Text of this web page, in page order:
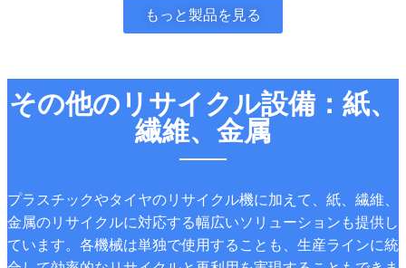
もっと製品を見る
その他のリサイクル設備：紙、
繊維、金属
プラスチックやタイヤのリサイクル機に加えて、紙、繊維、
金属のリサイクルに対応する幅広いソリューションも提供し
ています。各機械は単独で使用することも、生産ラインに統